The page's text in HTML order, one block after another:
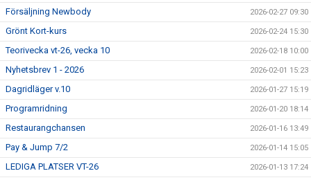
Försäljning Newbody 2026-02-27 09:30
Grönt Kort-kurs 2026-02-24 15:30
Teorivecka vt-26, vecka 10 2026-02-18 10:00
Nyhetsbrev 1 - 2026 2026-02-01 15:23
Dagridläger v.10 2026-01-27 15:19
Programridning 2026-01-20 18:14
Restaurangchansen 2026-01-16 13:49
Pay & Jump 7/2 2026-01-14 15:05
LEDIGA PLATSER VT-26 2026-01-13 17:24